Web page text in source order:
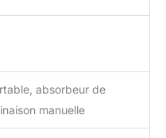
absorbeur de
manuelle